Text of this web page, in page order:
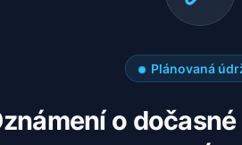
Plánovaná
o